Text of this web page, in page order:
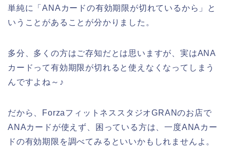
単純に「ANAカードの有効期限が切れているから」と
いうことがあることが分かりました。
多分、多くの方はご存知だとは思いますが、実はANA
カードって有効期限が切れると使えなくなってしまう
んですよね～♪
だから、ForzaフィットネススタジオGRANのお店で
ANAカードが使えず、困っている方は、一度ANAカー
ドの有効期限を調べてみるといいかもしれませんよ。